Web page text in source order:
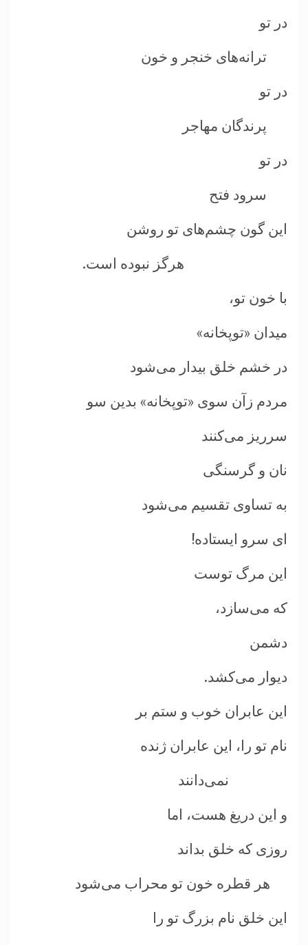
در تو
ترانه‌های خنجر و خون
در تو
پرندگان مهاجر
در تو
سرود فتح
اين گون چشم‌های تو روشن
هرگز نبوده است.
با خون تو،
ميدان «توپخانه»
در خشم خلق بيدار می‌شود
مردم زآن سوی «توپخانه» بدين سو
سرريز می‌کنند
نان و گرسنگی
به تساوی تقسيم می‌شود
ای سرو ايستاده!
اين مرگ توست
که می‌سازد،
دشمن
ديوار می‌کشد.
اين عابران خوب و ستم بر
نام تو را، اين عابران ژنده
نمی‌دانند
و اين دريغ هست، اما
روزی که خلق بداند
هر قطره خون تو محراب می‌شود
اين خلق نام بزرگ تو را